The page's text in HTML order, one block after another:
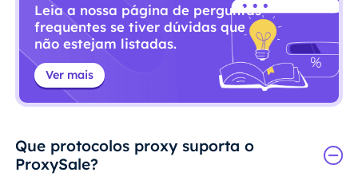
Leia a nossa página de perguntas
frequentes se tiver dúvidas que
não estejam listadas.
Ver mais
Que protocolos proxy suporta o
ProxySale?